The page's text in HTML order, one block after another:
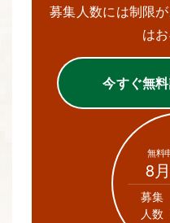
募集人数には制限
はお
今すぐ無
無料
8
募集
人数